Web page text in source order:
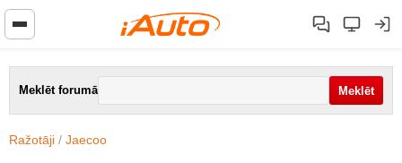
Meklēt forumā
Ražotāji / Jaecoo